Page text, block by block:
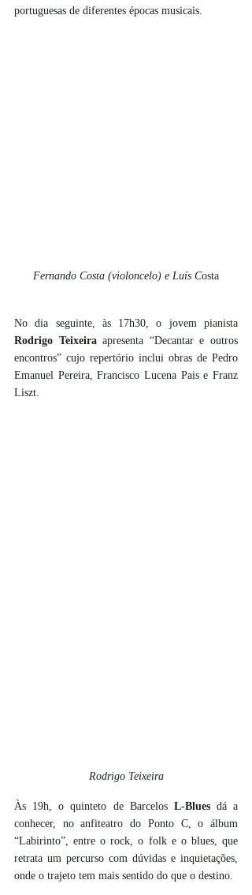
portuguesas de diferentes épocas musicais.
Fernando Costa (violoncelo) e Luís Costa
Rodrigo Teixeira apresenta “Decantar e outros
encontros” cujo repertório inclui obras de Pedro
Emanuel Pereira, Francisco Lucena Pais e Franz
Liszt.
Rodrigo Teixeira
Às 19h, o quinteto de Barcelos L-Blues dá a
conhecer, no anfiteatro do Ponto C, o álbum
“Labirinto”, entre o rock, o folk e o blues, que
retrata um percurso com dúvidas e inquietações,
onde o trajeto tem mais sentido do que o destino.